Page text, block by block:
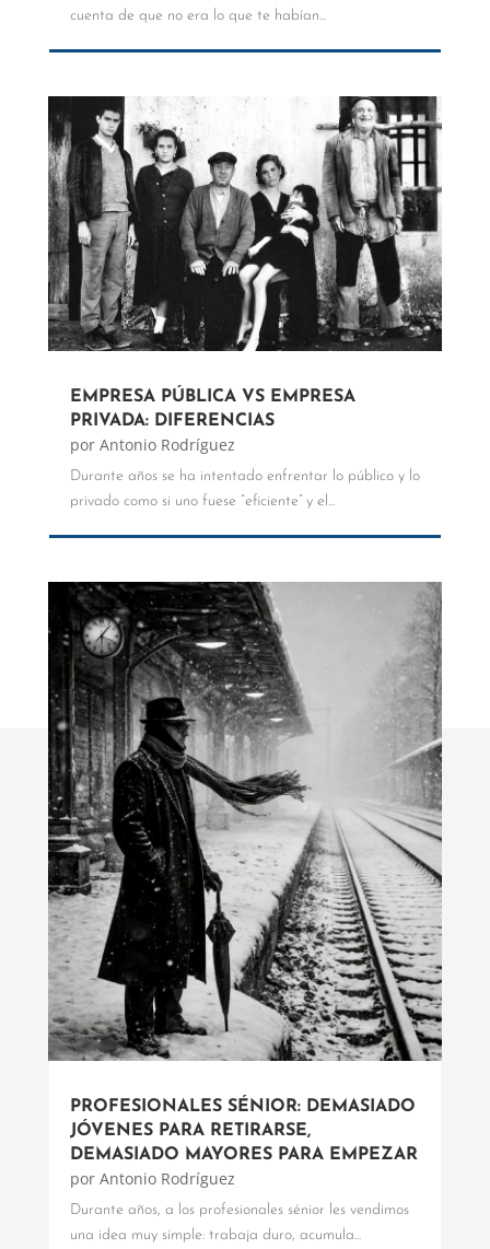
cuenta de que no era lo que te habían...
EMPRESA PÚBLICA VS EMPRESA
PRIVADA: DIFERENCIAS
por Antonio Rodríguez
Durante años se ha intentado enfrentar lo público y lo
privado como si uno fuese “eficiente” y el...
PROFESIONALES SÉNIOR: DEMASIADO
JÓVENES PARA RETIRARSE,
DEMASIADO MAYORES PARA EMPEZAR
por Antonio Rodríguez
Durante años, a los profesionales sénior les vendimos
una idea muy simple: trabaja duro, acumula...